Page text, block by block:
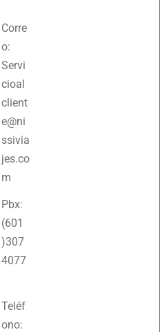
Corre
o:
Servi
cioal
client
e@ni
ssivia
jes.co
m
Pbx:
(601
)307
4077
Teléf
ono: